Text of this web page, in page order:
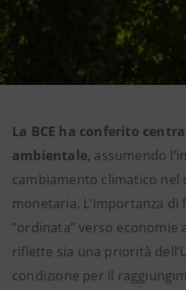
La BCE ha conferito
ambientale, assumendo
cambiamento climatico nel
monetaria. L’importanza
”ordinata” verso
riflette sia una priorità
condizione per il